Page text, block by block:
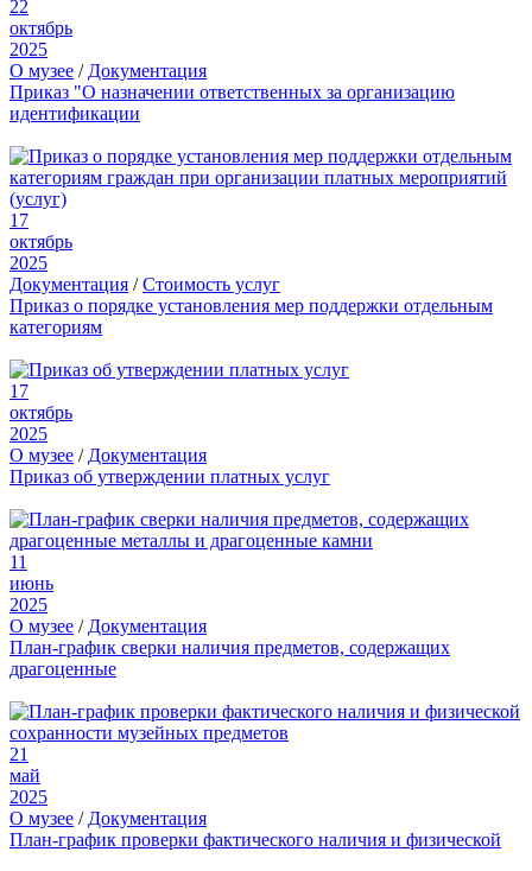
22
октябрь
2025
О музее / Документация
Приказ "О назначении ответственных за организацию
идентификации
17
октябрь
2025
Документация /Стоимость услуг
Приказ о порядке установления мер поддержки отдельным
категориям
17
октябрь
2025
О музее / Документация
Приказ об утверждении платных услуг
11
июнь
2025
О музее / Документация
План-график сверки наличия предметов, содержащих
драгоценные
21
май
2025
О музее / Документация
План-график проверки фактического наличия и физической